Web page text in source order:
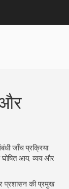
जाँच प्रक्रिया.
आय, व्यय और
प्रशासन की प्रमुख